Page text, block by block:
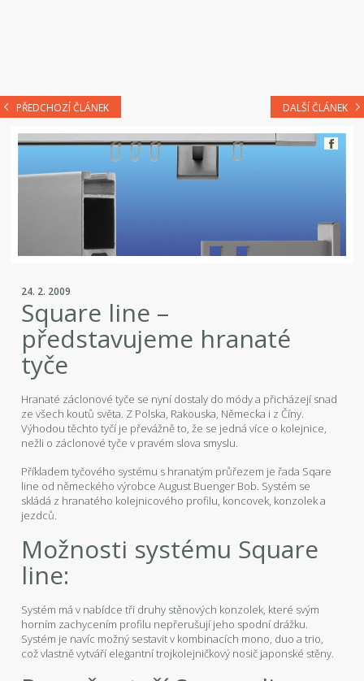
PŘEDCHOZÍ ČLÁNEK DALŠÍ ČLÁNEK
24. 2. 2009
Square line –
představujeme hranaté
tyče
Hranaté záclonové tyče se nyní dostaly do módy a přicházejí snad
ze všech koutů světa. Z Polska, Rakouska, Německa i z Číny.
Výhodou těchto tyčí je převážně to, že se jedná více o kolejnice,
nežli o záclonové tyče v pravém slova smyslu.
Příkladem tyčového systému s hranatým průřezem je řada Sqare
line od německého výrobce August Buenger Bob. Systém se
skládá z hranatého kolejnicového profilu, koncovek, konzolek a
jezdců.
Možnosti systému Square
line:
Systém má v nabídce tři druhy stěnových konzolek, které svým
horním zachycením profilu nepřerušují jeho spodní drážku.
Systém je navíc možný sestavit v kombinacích mono, duo a trio,
což vlastně vytváří elegantní trojkolejničkový nosič japonské stěny.